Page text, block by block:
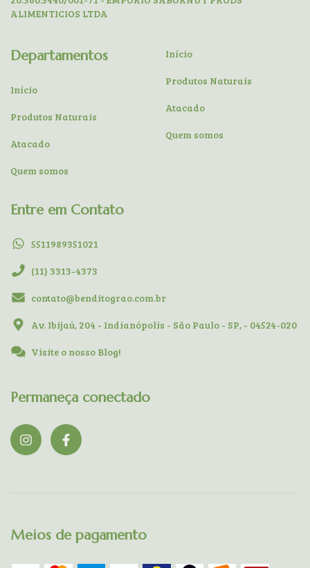
ALIMENTICIOS LTDA
Departamentos
Início
Produtos Naturais
Atacado
Quem somos
Início
Produtos Naturais
Atacado
Quem somos
Entre em Contato
5511989351021
(11) 3313-4373
contato@benditograo.com.br
Av. Ibijaú, 204 - Indianópolis - São Paulo - SP, - 04524-020
Visite o nosso Blog!
Permaneça conectado
Meios de pagamento